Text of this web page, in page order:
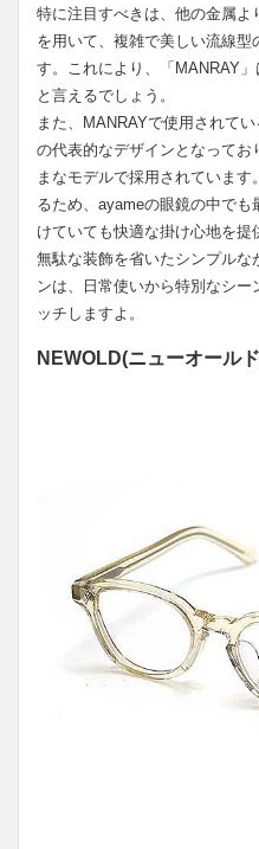
特に注目すべきは、他の金属
を用いて、複雑で美しい流線
す。これにより、「MANRAY
と言えるでしょう。
また、MANRAYで使用されて
の代表的なデザインとなって
まなモデルで採用されていま
るため、ayameの眼鏡の中で
けていても快適な掛け心地を提
無駄な装飾を省いたシンプルな
ンは、日常使いから特別なシ
ッチしますよ。
NEWOLD(ニューオール